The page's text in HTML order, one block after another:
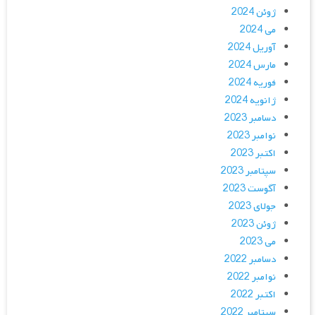
ژوئن 2024
می 2024
آوریل 2024
مارس 2024
فوریه 2024
ژانویه 2024
دسامبر 2023
نوامبر 2023
اکتبر 2023
سپتامبر 2023
آگوست 2023
جولای 2023
ژوئن 2023
می 2023
دسامبر 2022
نوامبر 2022
اکتبر 2022